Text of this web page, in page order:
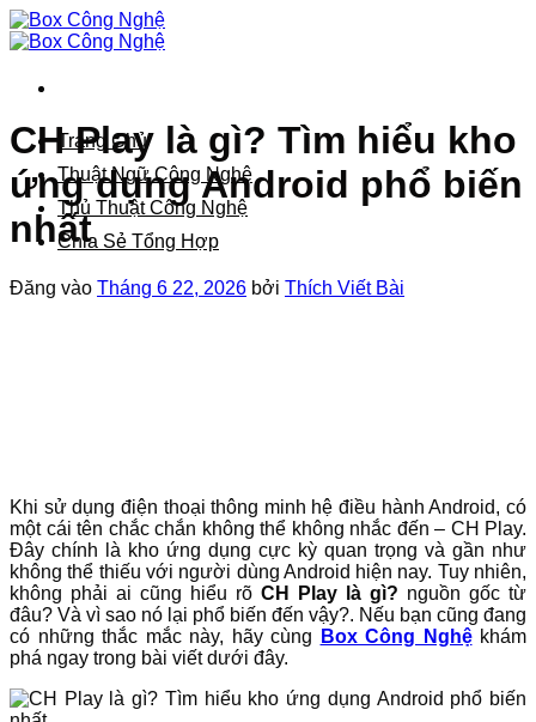
Bỏ
qua
dung
Trang Chủ
Thuật Ngữ Công Nghệ
Thủ Thuật Công Nghệ
Chia Sẻ Tổng Hợp
CH Play là gì? Tìm hiểu kho
ứng dụng Android phổ biến
nhất
Đăng vào Tháng 6 22, 2026 bởi Thích Viết Bài
Khi sử dụng điện thoại thông minh hệ điều hành Android, có
một cái tên chắc chắn không thể không nhắc đến – CH Play.
Đây chính là kho ứng dụng cực kỳ quan trọng và gần như
không thể thiếu với người dùng Android hiện nay. Tuy nhiên,
không phải ai cũng hiểu rõ CH Play là gì? nguồn gốc từ
đâu? Và vì sao nó lại phổ biến đến vậy?. Nếu bạn cũng đang
có những thắc mắc này, hãy cùng
Box Công Nghệkhám
phá ngay trong bài viết dưới đây.